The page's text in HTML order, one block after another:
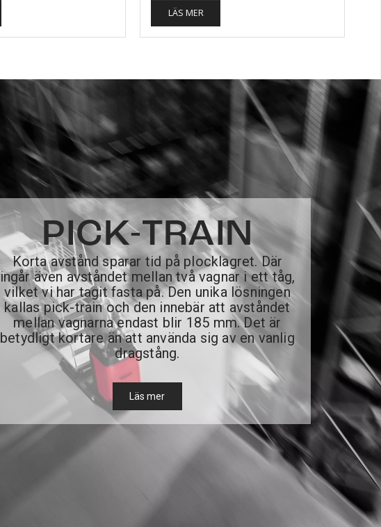
PICK-TRAIN
Korta avstånd sparar tid på plocklagret. Där
ingår även avståndet mellan två vagnar i ett tåg,
vilket vi har tagit fasta på. Den unika lösningen
kallas pick-train och den innebär att avståndet
mellan vagnarna endast blir 185 mm. Det är
betydligt kortare än att använda sig av en vanlig
dragstång.
Läs mer